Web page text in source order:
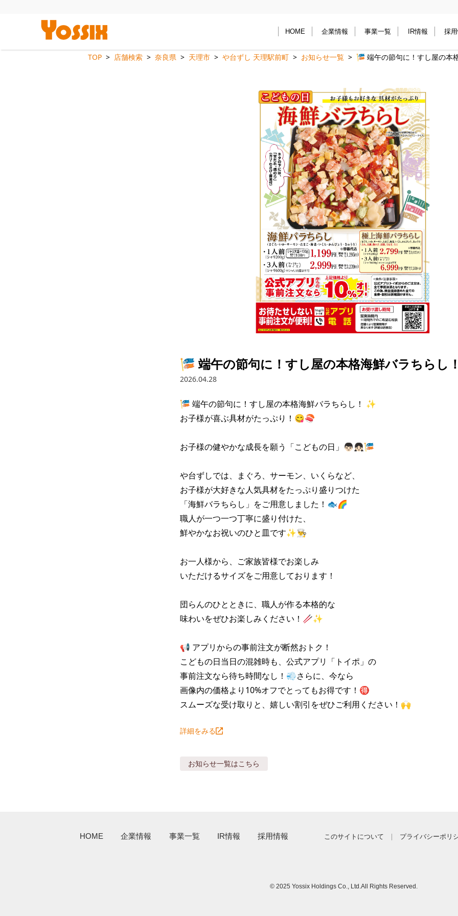
HOME 企業情報 事業一覧 IR情報 採
TOP 店舗検索 奈良県 天理市 や台ずし 天理駅前町 お知らせ一覧 🎏 端午の節句に！すし屋の本
🎏 端午の節句に！すし屋の本格海鮮バラちらし
2026.04.28
🎏 端午の節句に！すし屋の本格海鮮バラちらし！ ✨
お子様が喜ぶ具材がたっぷり！😋🍣
お子様の健やかな成長を願う「こどもの日」👦🏻👧🏻🎏
や台ずしでは、まぐろ、サーモン、いくらなど、
お子様が大好きな人気具材をたっぷり盛りつけた
「海鮮バラちらし」をご用意しました！🐟🌈
職人が一つ一つ丁寧に盛り付けた、
鮮やかなお祝いのひと皿です✨👨‍🍳
お一人様から、ご家族皆様でお楽しみ
いただけるサイズをご用意しております！
団らんのひとときに、職人が作る本格的な
味わいをぜひお楽しみください！🥢✨
📢 アプリからの事前注文が断然おトク！
こどもの日当日の混雑時も、公式アプリ「トイポ」の
事前注文なら待ち時間なし！💨さらに、今なら
画像内の価格より10%オフでとってもお得です！🉐
スムーズな受け取りと、嬉しい割引をぜひご利用ください！🙌
詳細をみる
お知らせ一覧はこちら
HOME 企業情報 事業一覧 IR情報 採用情報 このサイトについて プライバシーポリ
© 2025 Yossix Holdings Co., Ltd.All Rights Reserved.